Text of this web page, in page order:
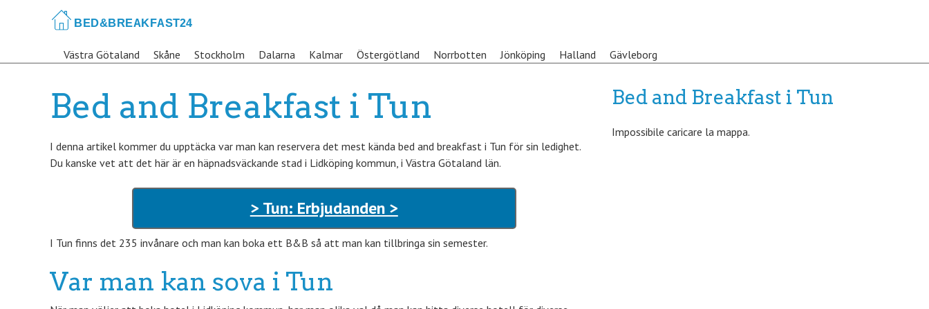
Västra Götaland Skåne Stockholm Dalarna Kalmar Östergötland Norrbotten Jönköping Halland Gävleborg
Bed and Breakfast i Tun
I denna artikel kommer du upptäcka var man kan reservera det mest kända bed and breakfast i Tun för sin ledighet.
Du kanske vet att det här är en häpnadsväckande stad i Lidköping kommun, i Västra Götaland län.
> Tun: Erbjudanden >
I Tun finns det 235 invånare och man kan boka ett B&B så att man kan tillbringa sin semester.
Var man kan sova i Tun
Bed and Breakfast i Tun
Impossibile caricare la mappa.